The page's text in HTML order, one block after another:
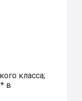
класса;
в